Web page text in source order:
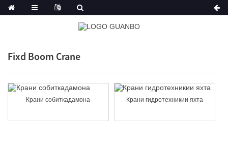
Fixd Boom Crane
Крани собиткадамона Крани гидротехникии яхта